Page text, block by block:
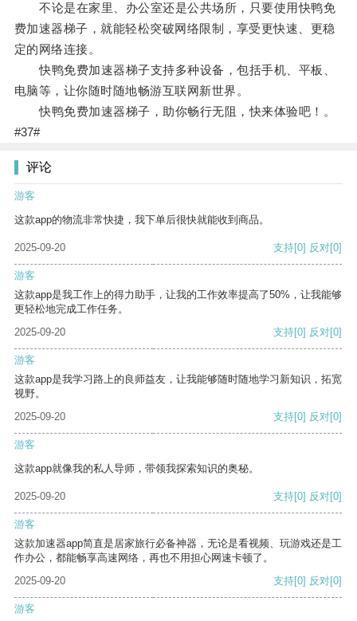
不论是在家里、办公室还是公共场所，只要使用快鸭免
费加速器梯子，就能轻松突破网络限制，享受更快速、更稳
定的网络连接。
快鸭免费加速器梯子支持多种设备，包括手机、平板、
电脑等，让你随时随地畅游互联网新世界。
快鸭免费加速器梯子，助你畅行无阻，快来体验吧！。
#37#
评论
游客
这款app的物流非常快捷，我下单后很快就能收到商品。
2025-09-20 支持[0] 反对[0]
游客
这款app是我工作上的得力助手，让我的工作效率提高了50%，让我能够
更轻松地完成工作任务。
2025-09-20
支持[0] 反对[0]
游客
这款app是我学习路上的良师益友，让我能够随时随地学习新知识，拓宽
视野。
2025-09-20
支持[0] 反对[0]
游客
这款app就像我的私人导师，带领我探索知识的奥秘。
2025-09-20 支持[0] 反对[0]
游客
这款加速器app简直是居家旅行必备神器，无论是看视频、玩游戏还是工
作办公，都能畅享高速网络，再也不用担心网速卡顿了。
2025-09-20
支持[0] 反对[0]
游客